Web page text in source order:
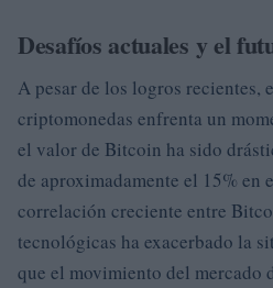
Desafíos actuales y el
A pesar de los logros recientes,
criptomonedas enfrenta un
el valor de Bitcoin ha sido
de aproximadamente el 15% en
correlación creciente entre
tecnológicas ha exacerbado la
que el movimiento del mercado